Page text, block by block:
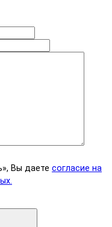
Вы даете согласие на